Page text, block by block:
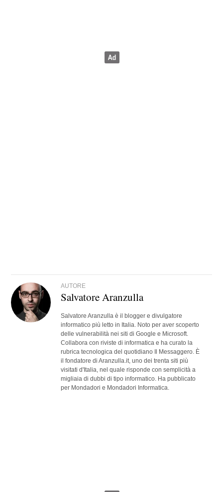
AUTORE
Salvatore Aranzulla
Salvatore Aranzulla è il blogger e divulgatore
informatico più letto in Italia. Noto per aver scoperto
delle vulnerabilità nei siti di Google e Microsoft.
Collabora con riviste di informatica e ha curato la
rubrica tecnologica del quotidiano Il Messaggero. È
il fondatore di Aranzulla.it, uno dei trenta siti più
visitati d'Italia, nel quale risponde con semplicità a
migliaia di dubbi di tipo informatico. Ha pubblicato
per Mondadori e Mondadori Informatica.